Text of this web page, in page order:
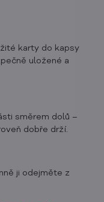
karty do kapsy
uložené a
směrem dolů –
dobře drží.
ji odejměte z